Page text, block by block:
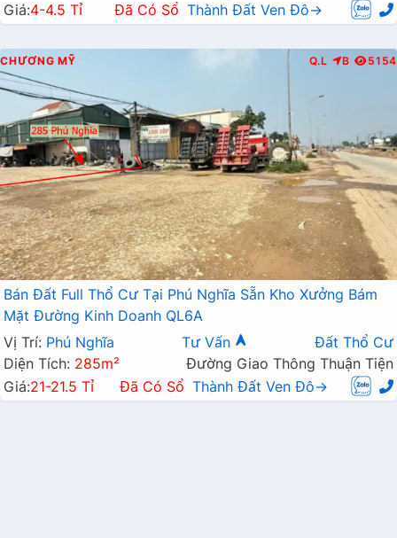
Giá:4-4.5 Tỉ Đã Có Sổ Thành Đất Ven Đô→
CHƯƠNG MỸ Q.L B 5154
Bán Đất Full Thổ Cư Tại Phú Nghĩa Sẵn Kho Xưởng Bám
Mặt Đường Kinh Doanh QL6A
Vị Trí: Phú Nghĩa Tư Vấn
Đất Thổ Cư
Diện Tích: 285m²
Đường Giao Thông Thuận Tiện
Giá:21-21.5 Tỉ Đã Có Sổ Thành Đất Ven Đô→